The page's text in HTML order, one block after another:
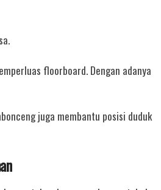
floorboard. Dengan adanya
juga membantu posisi duduk